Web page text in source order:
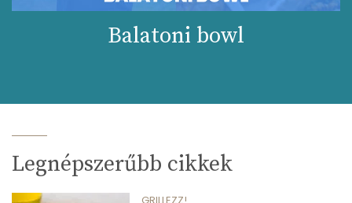
Balatoni bowl
Legnépszerűbb cikkek